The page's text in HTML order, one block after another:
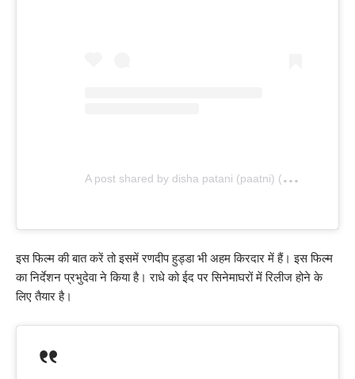
A
post shared by disha patani (paatni) (@dishapatani)
इस फिल्म की बात करें तो इसमें रणदीप हुड्डा भी अहम किरदार में हैं। इस फिल्म
का निर्देशन प्रभुदेवा ने किया है। राधे को ईद पर सिनेमाघरों में रिलीज होने के
लिए तैयार है।